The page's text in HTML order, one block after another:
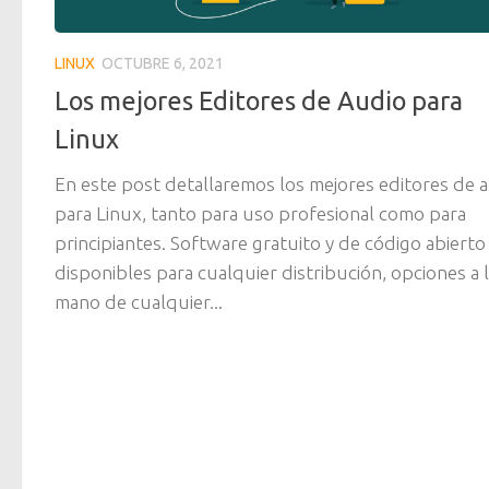
LINUX OCTUBRE 6, 2021
Los mejores Editores de Audio para
Linux
En este post detallaremos los mejores editores de
para Linux, tanto para uso profesional como para
principiantes. Software gratuito y de código abierto
disponibles para cualquier distribución, opciones a
mano de cualquier...